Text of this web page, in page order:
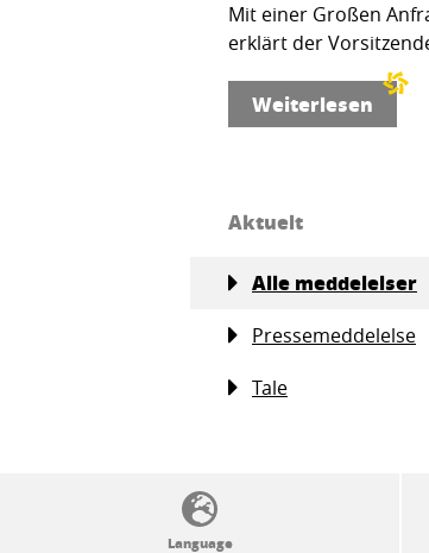
Mit einer Großen
erklärt der
Weiterlesen
Aktuelt
Alle meddelelser
Pressemeddelelse
Tale